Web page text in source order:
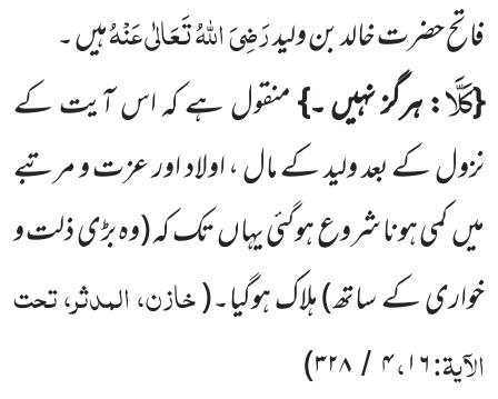
فاتح حضرت خالد بن ولیدرَضِیَاللّٰہُ تَعَالٰی عَنْہُہیں ۔
{كَلَّا: ہرگز نہیں ۔}منقول ہے کہ اس آیت کے
نزول کے بعد ولید کے مال ، اولاد اور عزت و مرتبے
میںکمی ہونا شروع ہوگئی یہاںتک کہ(وہ بڑی ذلت و
خواری کے ساتھ)ہلاک ہوگیا۔(خازن، المدثر، تحت
الآیۃ:۱۶،۴ / ۳۲۸)